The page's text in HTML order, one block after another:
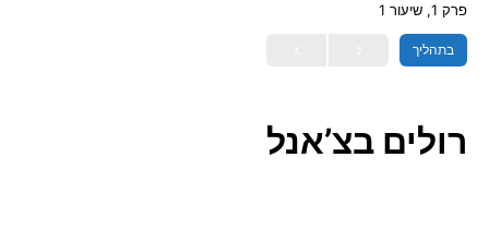
פרק 1, שיעור 1
בתהליך
רולים בצ’אנל